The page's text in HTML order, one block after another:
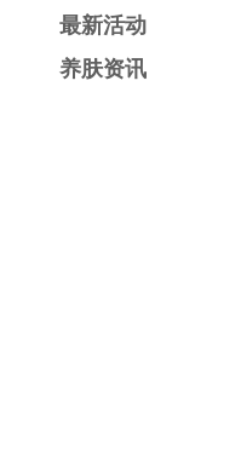
最新活动
养肤资讯